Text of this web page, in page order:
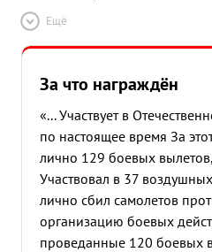
Ещё
За что награждён
«... Участвует в
по настоящее время За
лично 129 боевых
Участвовал в 37
лично сбил самолетов
организацию боевых
проведанные 120 боевых